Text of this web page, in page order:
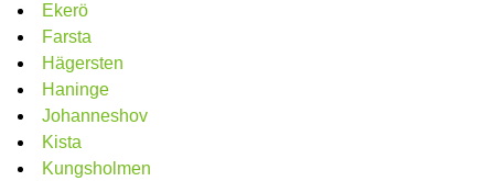
Ekerö
Farsta
Hägersten
Haninge
Johanneshov
Kista
Kungsholmen